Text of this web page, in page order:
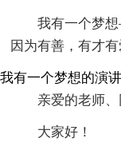
我有一个梦
因为有善，有才
我有一个梦想的演
亲爱的老师、
大家好！